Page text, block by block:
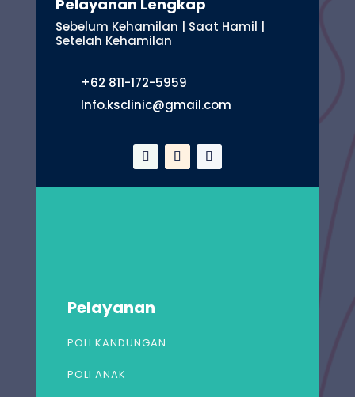
Pelayanan Lengkap
Sebelum Kehamilan | Saat Hamil |
Setelah Kehamilan
+62 811-172-5959
Info.ksclinic@gmail.com
Pelayanan
POLI KANDUNGAN
POLI ANAK